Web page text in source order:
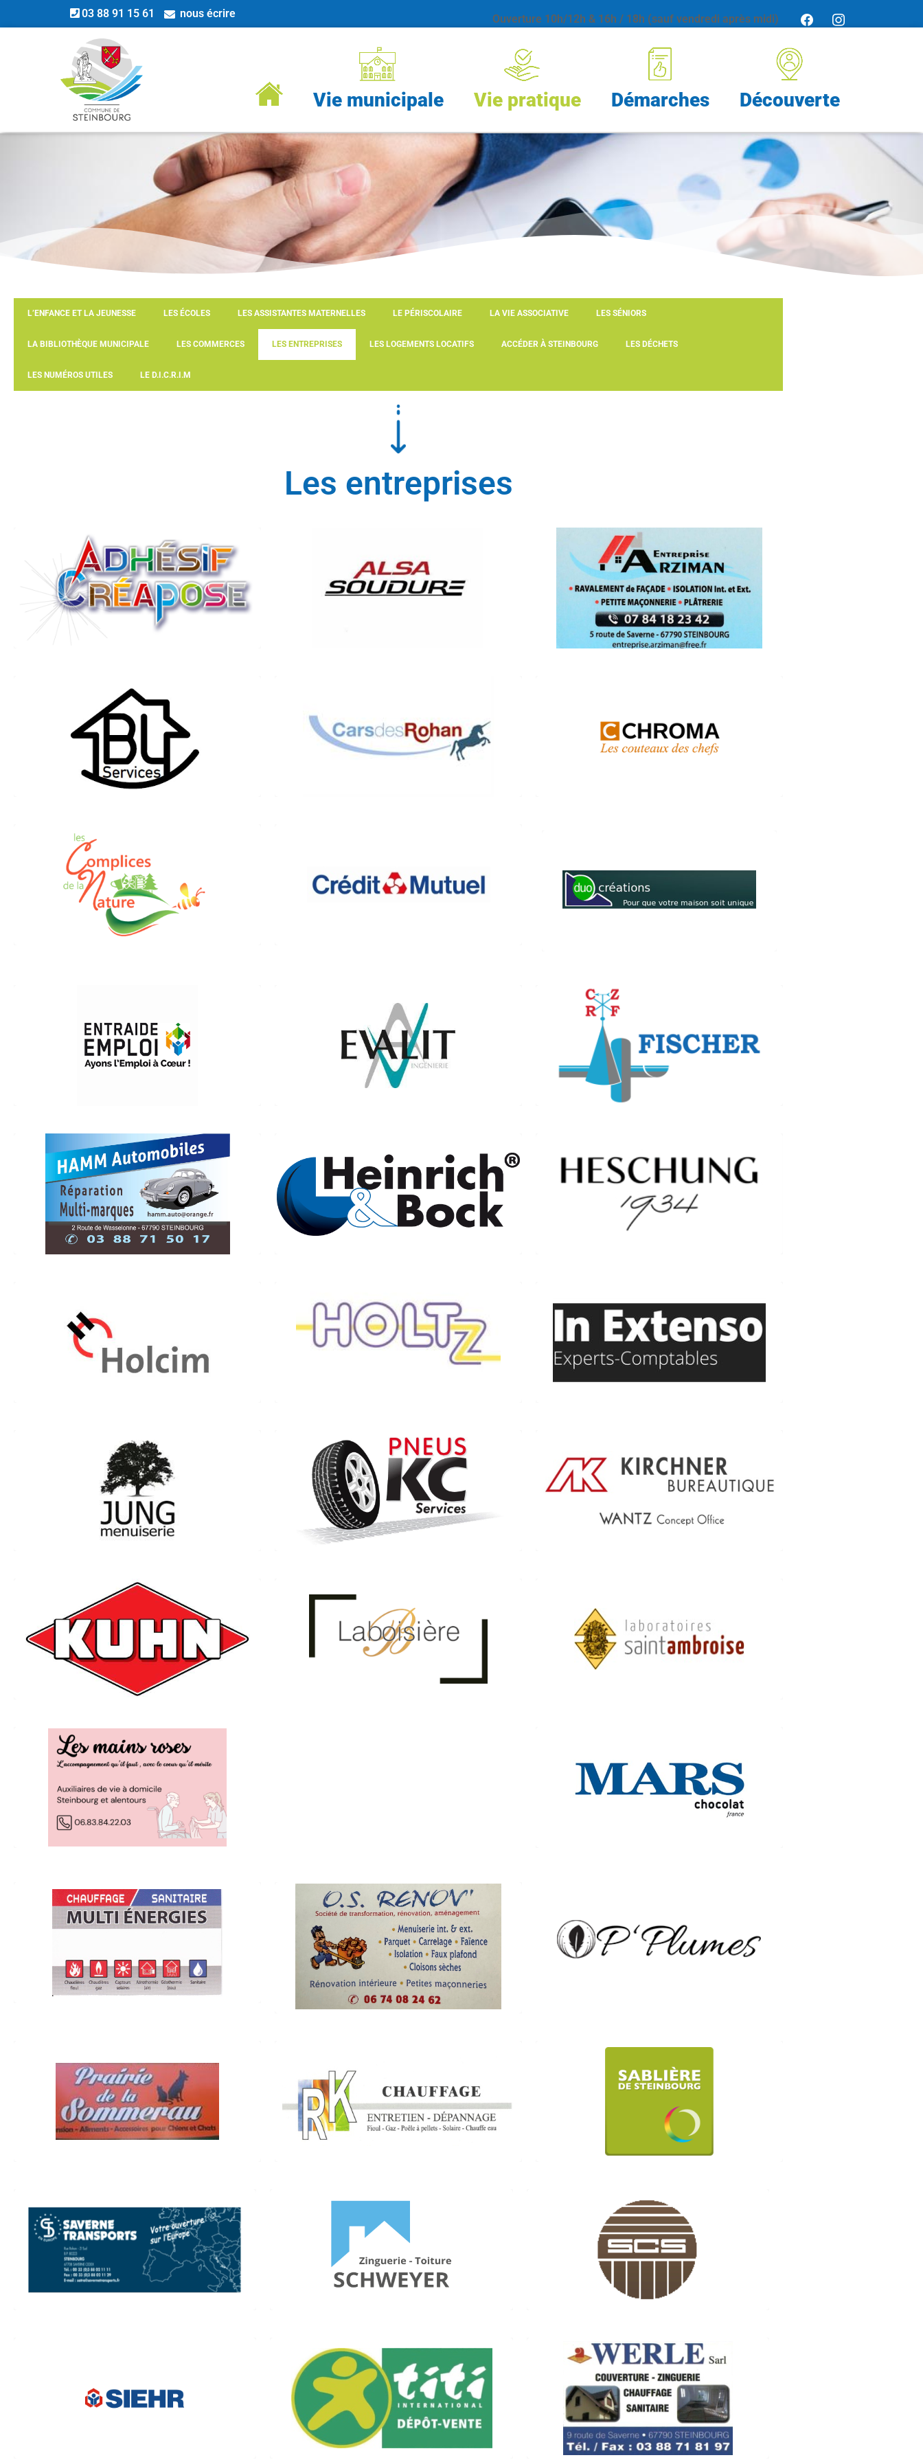
Ouverture 10h/12h & 16h / 18h (sauf vendredi après midi)
03 88 91 15 61 nous écrire
Vie municipale Vie pratique Démarches Découverte
L’ENFANCE ET LA JEUNESSE LES ÉCOLES LES ASSISTANTES MATERNELLES LE PÉRISCOLAIRE LA VIE ASSOCIATIVE LES SÉNIORS
LA BIBLIOTHÈQUE MUNICIPALE LES COMMERCES LES ENTREPRISES LES LOGEMENTS LOCATIFS ACCÉDER À STEINBOURG LES DÉCHETS
LES NUMÉROS UTILES LE D.I.C.R.I.M
Les entreprises
Adhésif créapose
(Création graphique – Marquage)
34, rue de la Gare 67790 Steinbourg
03.88.91.15.38
www.adhesifcreapose.fr
(structures métalliques et tuyauterie)
30, route de Saverne 67790 Steinbourg
Entreprise Arziman
(Ravalement de façades – Petite maçonnerie)
5, route de Saverne 67790 Steinbourg
Tél. 07.84.18.23.42
Entreprise de nettoyage / Vidage de
locaux
Maintenance petits travaux
8, rue des Sources 67790 STEINBOURG
06.88.97.37.27
blservices.multi@gmail.com
(Transports / Tourisme)
2, rue Rohan 67790 Steinbourg
03 88 91 15 89
Rue Rohan 67790 Steinbourg
03.88.71.31.47
Les complices de la nature
(Paysagiste / Service à la personne)
8, quai du canal 67790 Steinbourg
06.34.24.78.39
sap.lescomplicesdelanature.fr
4, rue du 21 novembre 67790 Steinbourg
03 88 01 80 55
21, rue du Maréchal Leclerc 67790
Steinbourg
disposition de personnel aux particuliers,
entreprises et collectivités)
03 88 91 66 11
Evalit – Bureau d’études électricité
1 rue Saint Jean 67790 Steinbourg
Tél. 07 78 69 76 50
www.evalit.fr/
(Couvreur – Zingueur)
11, rue de Wasselonne 67790 Steinbourg
03.88.89.04.89
www.couvreur-czr-fischer.com
Garage Hamm
(Garage automobiles)
15, rue de Bouxwiller 67790 Steinbourg
03 88 71 50 17
(Matériaux pour aménagements
extérieurs)
Z.I. Sud – Route de Wasselonne
67790 Steinbourg
03 01 87 07
Atelier HESCHUNG (Chaussures)
1, rue du Créosotage 67790 Steinbourg
03 88 71 24 67
www.heschung.com
Rue du Chantier de créosotage
67790 Steinbourg
03 88 91 27 13
www.eqiom.com/betons
Ets HOLTZ
(Electricité – Sanitaire)
7 rue du 21 novembre
IN EXTENSO (Experts comptables)
Rue Rohan 67790 Steinbourg
03 88 02 86 10
inextenso.fr
Menuiserie JUNG
Z.I. Sud – Rue Mayerhoffen
67790 Steinbourg
03 88 71 80 33
Pneus KC Services
34 rue de la Gare 67790 Steinbourg
09 62 09 21 58
Z.I. Sud – Rue Mayerhoffen
67790 Steinbourg
www.kirchner-bureautique.fr
KUHN Center For Progress
Parc de la Faisanderie RD6
67700 Monswiller
03 88 01 81 00
www.kuhn.fr
(Agencement – Ebénisterie)
14 route de Saverne 67790 Steinbourg
03 88 71 01 61
Alimentaire St Ambroise
(Compléments alimentaires
et produits d’hygiène)
32, route de Saverne 67790 Steinbourg
LES MAINS ROSES
67790 Steinbourg
06 83 84 22 03
Z.I. Sud – Route de Saverne 67790
Steinbourg
03 88 71 76 00
MULTI ENERGIES (Chauffage – Sanitaire)
OS ‘ RENOV
(Travaux de menuiserie bois et PVC)
12, rue des Prés 67790 Steinbourg
06.74.08.24.62
Bijoux en plumes et cuir
Tél. 06.88.99.18.23
(Pension chiens et chats / Aliments
chiens et chats)
36, route de Saverne 67790 Steinbourg
06.07.40.22.37
prairiedelasommerau.fr
(Chauffagiste)
3, rue du Coin 67790 Steinbourg
06 77 79 35 41
(Aménagement extérieur)
Route de Wasselonne 67790 Steinbourg
03 88 01 06 18
sabliere-de-steinbourg.fr
SAVERNE-TRANSPORTS
Z.I. Sud – 4, rue Rohan 67790
Steinbourg
03 88 02 11 11
savernetransports.fr
Zinguerie-Toiture SCHWEYER
5, rue du Presbytère 67790 Steinbourg
06 36 77 17 90
SCIERIE ET CAISSERIE DE STEINBOURG
Rue de la Scierie 67790 Steinbourg
03 88 91 19 52
www.scierie-scs.com
03 88 91 11 52
TITI (Dépôt vente)
Z.I. Nord – 15 rue de Bouxwiller
67790 STEINBOURG
03 88 00 86 18
titi-steinbourg.dvif.fr
WERLE Sarl
(Couverture – Zinguerie – Chauffage –
Sanitaire)
9, route de Saverne 67790 Steinbourg
03 88 71 81 97